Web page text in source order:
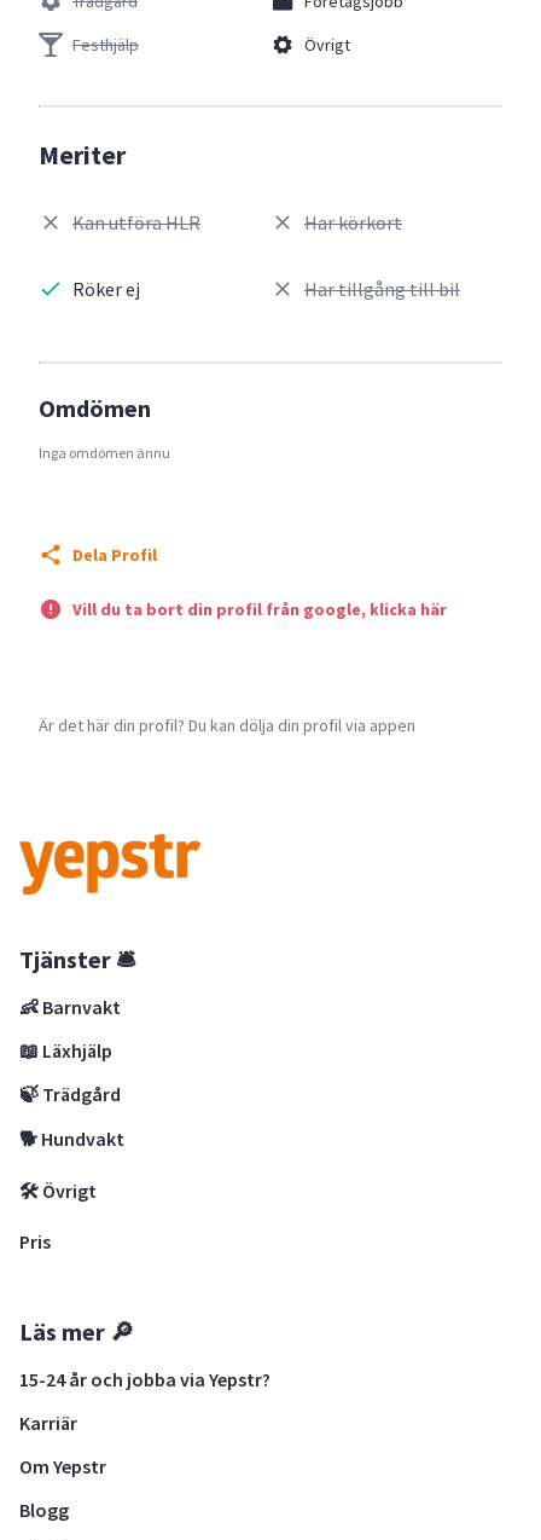
Festhjälp
Övrigt
Meriter
Kan utföra HLR
Röker ej
Har körkort
Har tillgång till bil
Omdömen
Inga omdömen ännu
Dela Profil
Vill du ta bort din profil från google, klicka här
Är det här din profil? Du kan dölja din profil via appen
Tjänster 🛎
👶 Barnvakt
📖 Läxhjälp
🍃 Trädgård
🐕 Hundvakt
🛠 Övrigt
Pris
Läs mer 🔎
15-24 år och jobba via Yepstr?
Karriär
Om Yepstr
Blogg